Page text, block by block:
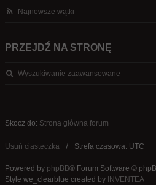
Najnowsze wątki
PRZEJDŹ NA STRONĘ
Wyszukiwanie zaawansowane
Skocz do: Strona główna forum
Usuń ciasteczka Strefa czasowa: UTC
Powered by phpBB® Forum Software ©
Style we_clearblue created by INVENTEA